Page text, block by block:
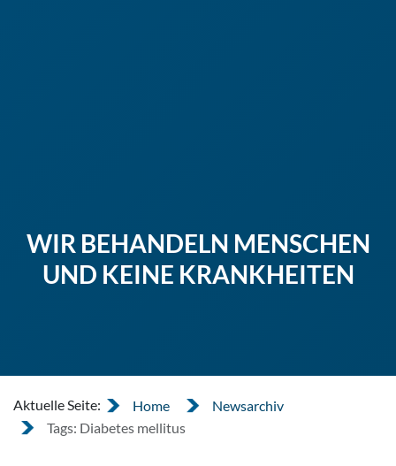
WIR BEHANDELN MENSCHEN
UND KEINE KRANKHEITEN
Aktuelle Seite: Home
Newsarchiv
Tags: Diabetes mellitus